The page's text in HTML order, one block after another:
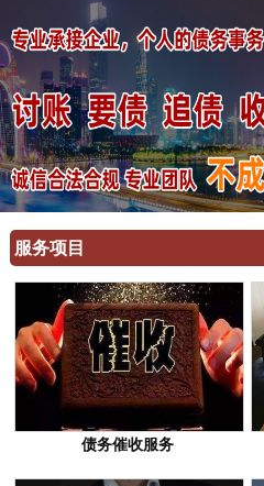
服务项目
债务催收服务